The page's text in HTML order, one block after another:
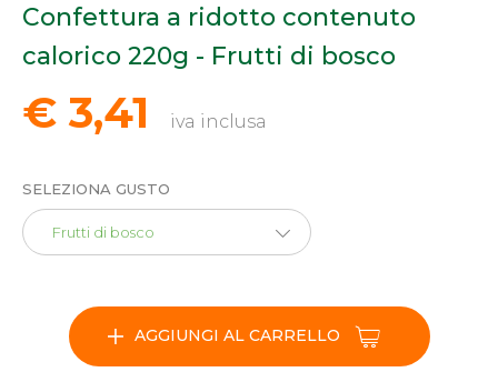
Confettura a ridotto contenuto
calorico 220g - Frutti di bosco
€ 3,41 iva inclusa
SELEZIONA GUSTO
Frutti di bosco
AGGIUNGI AL CARRELLO